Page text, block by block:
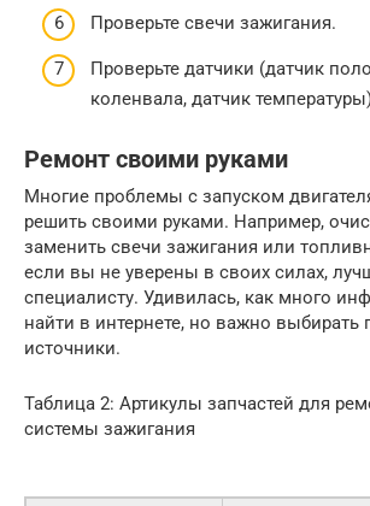
Проверьте свечи зажигания.
Проверьте датчики (датчик
коленвала, датчик
Ремонт своими руками
Многие проблемы с запуском
решить своими руками. Например,
заменить свечи зажигания или
если вы не уверены в своих силах,
специалисту. Удивилась, как много
найти в интернете, но важно выбирать
источники.
Таблица 2: Артикулы запчастей для
системы зажигания